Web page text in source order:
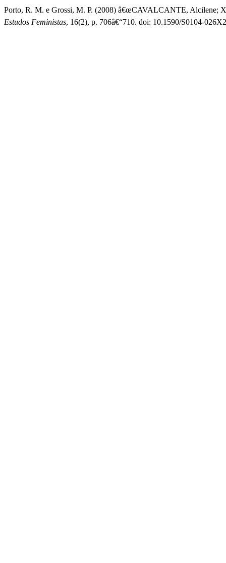
Porto, R. M. e Grossi, M. P. (2008) â€œCAVALCANTE, Alcilene;
Estudos Feministas, 16(2), p. 706â€“710. doi: 10.1590/S0104-